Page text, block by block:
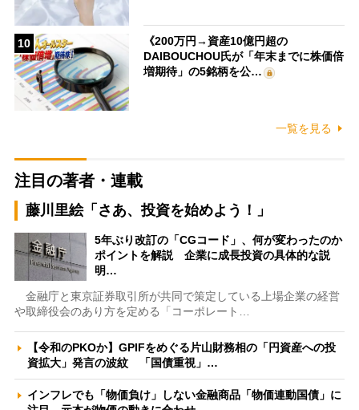
10
《200万円→資産10億円超の
DAIBOUCHOU氏が「年末までに株価倍
増期待」の5銘柄を公…
一覧を見る
注目の著者・連載
藤川里絵「さあ、投資を始めよう！」
5年ぶり改訂の「CGコード」、何が変わったのか
ポイントを解説 企業に成長投資の具体的な説
明…
金融庁と東京証券取引所が共同で策定している上場企業の経営
や取締役会のあり方を定める「コーポレート…
【令和のPKOか】GPIFをめぐる片山財務相の「円資産への投
資拡大」発言の波紋 「国債重視」…
インフレでも「物価負け」しない金融商品「物価連動国債」に